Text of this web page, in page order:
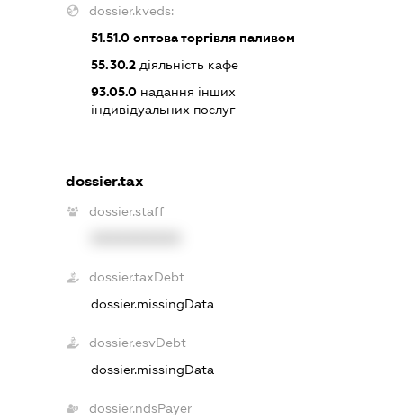
dossier.kveds:
51.51.0оптова торгівля паливом
55.30.2діяльність кафе
93.05.0надання інших
індивідуальних послуг
dossier.tax
dossier.staff
dossier.taxDebt
dossier.missingData
dossier.esvDebt
dossier.missingData
dossier.ndsPayer